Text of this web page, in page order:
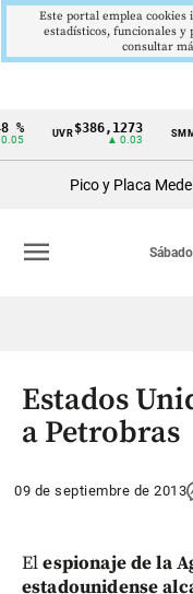
Cintillo
Colombia
UVR$386,1273
▲ 0.03
SMMLV
Pico y Placa
Sábado
menu
Estados
a Petrobras
09 de septiembre de 2013
Elespionaje de la
estadounidense
Este portal emplea
estadísticos, funcionales y
consultar